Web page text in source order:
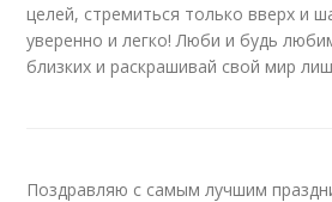
целей, стремиться только вверх и
уверенно и легко! Люби и будь
близких и раскрашивай свой мир
Поздравляю с самым лучшим